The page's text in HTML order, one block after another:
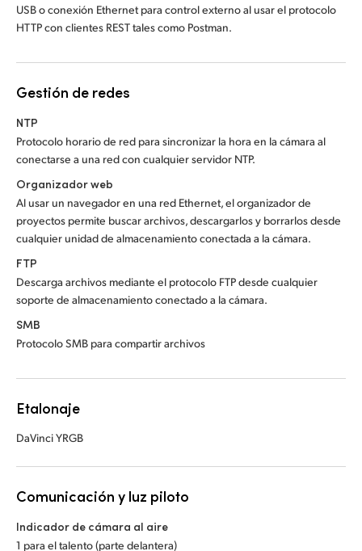
USB o conexión Ethernet para control externo al usar el protocolo
HTTP con clientes REST tales como Postman.
Gestión de redes
NTP
Protocolo horario de red para sincronizar la hora en la cámara al
conectarse a una red con cualquier servidor NTP.
Organizador web
Al usar un navegador en una red Ethernet, el organizador de
proyectos permite buscar archivos, descargarlos y borrarlos desde
cualquier unidad de almacenamiento conectada a la cámara.
FTP
Descarga archivos mediante el protocolo FTP desde cualquier
soporte de almacenamiento conectado a la cámara.
SMB
Protocolo SMB para compartir archivos
Etalonaje
DaVinci YRGB
Comunicación y luz piloto
Indicador de cámara al aire
1 para el talento (parte delantera)